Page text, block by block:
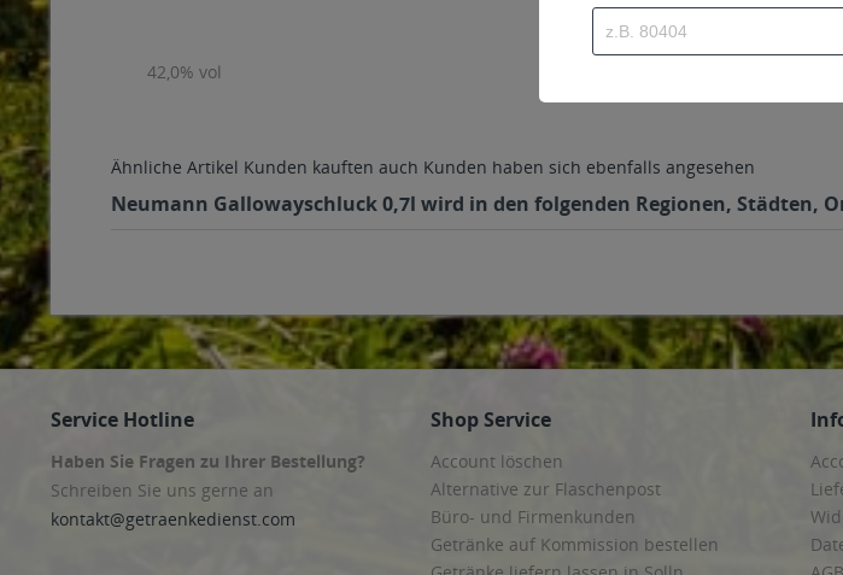
42,0% vol
Ähnliche Artikel Kunden kauften auch Kunden haben sich ebenfalls angesehen
Neumann Gallowayschluck 0,7l wird in den folgenden Regionen, Städten,
Service Hotline
Haben Sie Fragen zu Ihrer Bestellung?
Schreiben Sie uns gerne an
kontakt@getraenkedienst.com
Shop Service
Account löschen
Alternative zur Flaschenpost
Büro- und Firmenkunden
Getränke auf Kommission bestellen